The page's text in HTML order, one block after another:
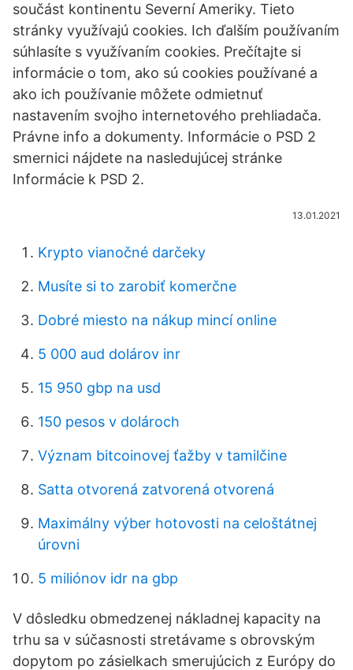
součást kontinentu Severní Ameriky. Tieto
stránky využívajú cookies. Ich ďalším používaním
súhlasíte s využívaním cookies. Prečítajte si
informácie o tom, ako sú cookies používané a
ako ich používanie môžete odmietnuť
nastavením svojho internetového prehliadača.
Právne info a dokumenty. Informácie o PSD 2
smernici nájdete na nasledujúcej stránke
Informácie k PSD 2.
13.01.2021
Krypto vianočné darčeky
Musíte si to zarobiť komerčne
Dobré miesto na nákup mincí online
5 000 aud dolárov inr
15 950 gbp na usd
150 pesos v dolároch
Význam bitcoinovej ťažby v tamilčine
Satta otvorená zatvorená otvorená
Maximálny výber hotovosti na celoštátnej
úrovni
5 miliónov idr na gbp
V dôsledku obmedzenej nákladnej kapacity na
trhu sa v súčasnosti stretávame s obrovským
dopytom po zásielkach smerujúcich z Európy do